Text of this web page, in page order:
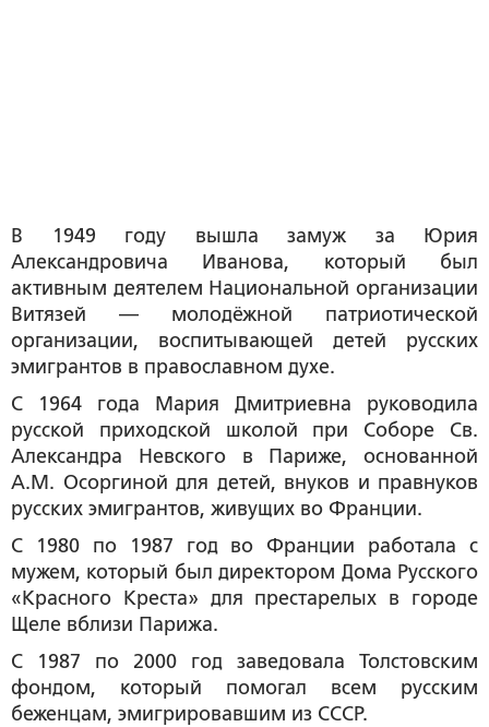
В 1949 году вышла замуж за Юрия
Александровича Иванова, который был
активным деятелем Национальной организации
Витязей — молодёжной патриотической
организации, воспитывающей детей русских
эмигрантов в православном духе.
С 1964 года Мария Дмитриевна руководила
русской приходской школой при Соборе Св.
Александра Невского в Париже, основанной
A.M. Осоргиной для детей, внуков и правнуков
русских эмигрантов, живущих во Франции.
С 1980 по 1987 год во Франции работала с
мужем, который был директором Дома Русского
«Красного Креста» для престарелых в городе
Щеле вблизи Парижа.
С 1987 по 2000 год заведовала Толстовским
фондом, который помогал всем русским
беженцам, эмигрировавшим из СССР.